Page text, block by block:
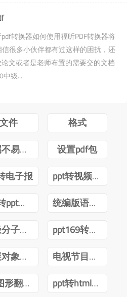
转换器如何使用福昕PDF转换器将
很多小伙伴都有过这样的困扰，还
文或者是老师布置的需要交的文档
级...
文件
格式
实属不易牛转乾坤图片抖音
设置pdf包
电子报
ppt转视频互转
cad转ppt可以吗
统编版语文四年级下册电子课本pdf
积极分子转预备党员ppt
ppt169转成43怎么内容排版不变
发展对象转预备党员答辩ppt
电视节目导播郑月pdf
ppt图形翻转内容不转
ppt转html前端